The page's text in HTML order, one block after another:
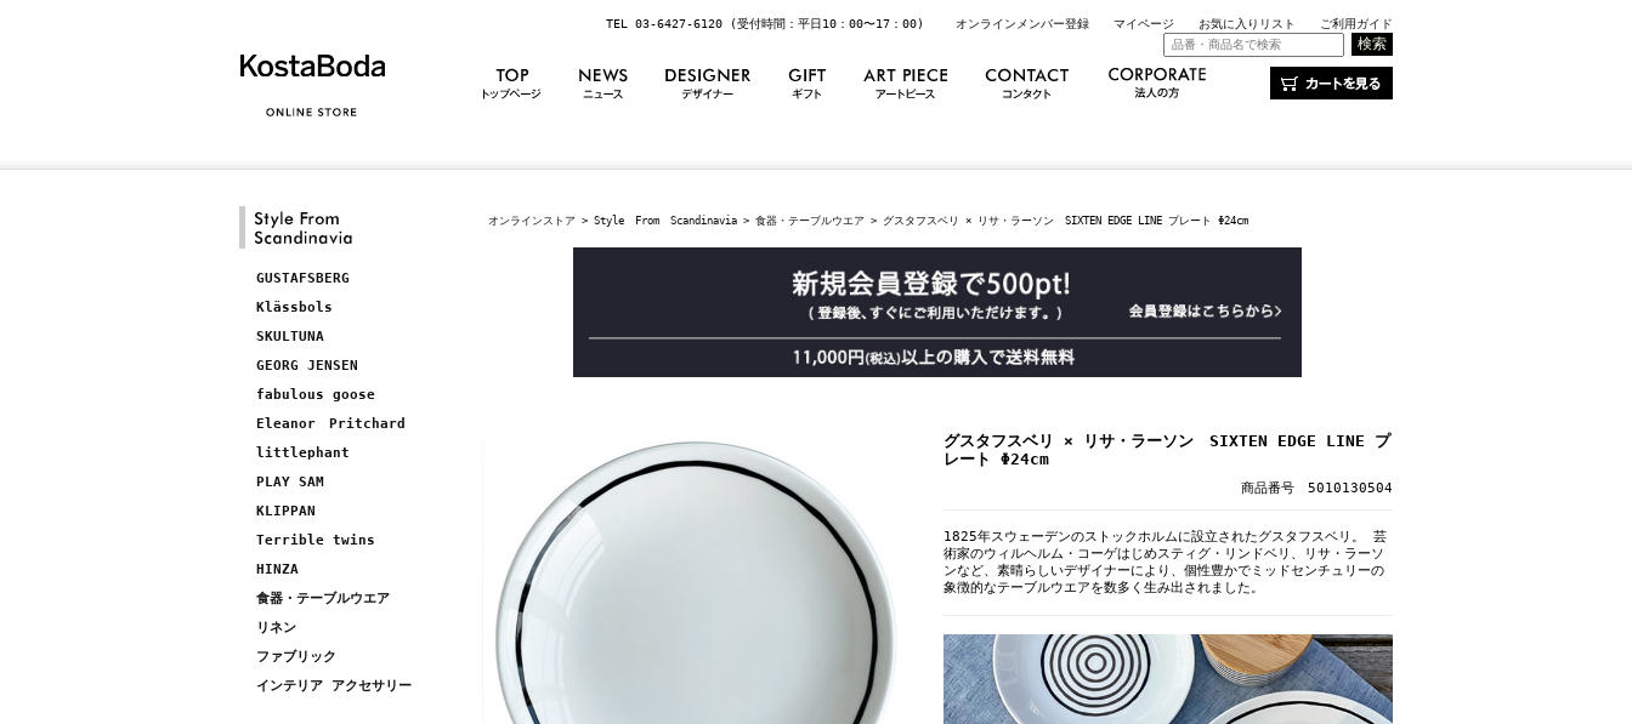
TEL 03-6427-6120 (受付時間：平日10：00〜17：00) オンラインメンバー登録 マイページ お気に入りリスト ご利用ガイド
GUSTAFSBERG
Klässbols
SKULTUNA
GEORG JENSEN
fabulous goose
Eleanor Pritchard
littlephant
PLAY SAM
KLIPPAN
Terrible twins
HINZA
食器・テーブルウエア
リネン
ファブリック
インテリア アクセサリー
オンラインストア > Style From Scandinavia > 食器・テーブルウエア > グスタフスベリ × リサ・ラーソン SIXTEN EDGE LINE プレート Φ24cm
グスタフスベリ × リサ・ラーソン SIXTEN EDGE LINE プ
レート Φ24cm
商品番号 5010130504
1825年スウェーデンのストックホルムに設立されたグスタフスベリ。 芸
術家のウィルヘルム・コーゲはじめスティグ・リンドベリ、リサ・ラーソ
ンなど、素晴らしいデザイナーにより、個性豊かでミッドセンチュリーの
象徴的なテーブルウエアを数多く生み出されました。